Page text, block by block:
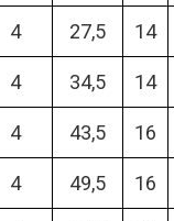
4 27,5 14
4 34,5 14
4 43,5 16
4 49,5 16